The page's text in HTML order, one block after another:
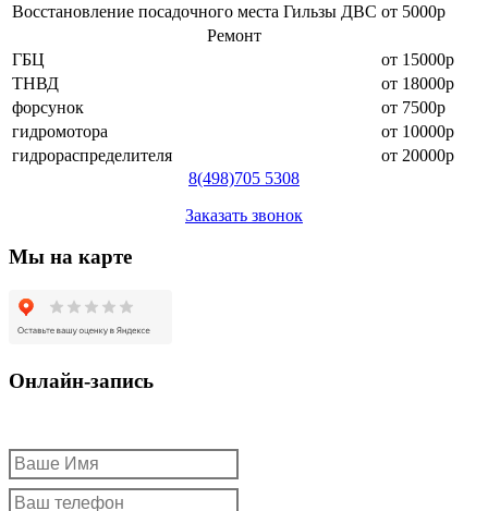
Восстановление посадочного места Гильзы ДВС от 5000р
Ремонт
ГБЦ
от 15000р
ТНВД
от 18000р
форсунок
от 7500р
гидромотора
от 10000р
гидрораспределителя
от 20000р
8(498)705 5308
Заказать звонок
Мы на карте
Онлайн-запись